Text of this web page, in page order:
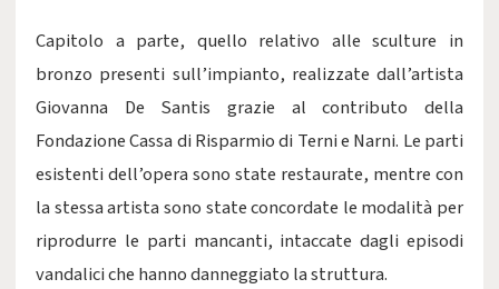
Capitolo a parte, quello relativo alle sculture in
bronzo presenti sull’impianto, realizzate dall’artista
Giovanna De Santis grazie al contributo della
Fondazione Cassa di Risparmio di Terni e Narni. Le parti
esistenti dell’opera sono state restaurate, mentre con
la stessa artista sono state concordate le modalità per
riprodurre le parti mancanti, intaccate dagli episodi
vandalici che hanno danneggiato la struttura.